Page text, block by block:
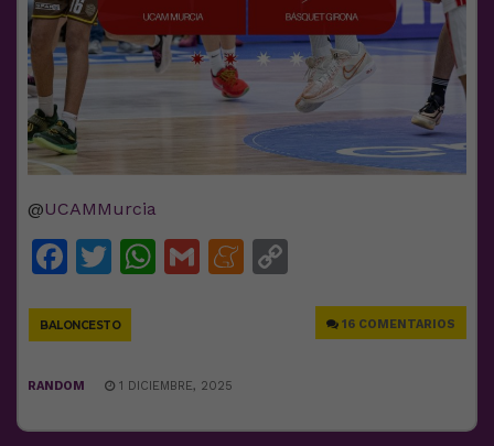
@UCAMMurcia
Facebook
Twitter
WhatsApp
GmailMeneame
BALONCESTO 16 COMENTARIOS
RANDOM 1 DICIEMBRE, 2025